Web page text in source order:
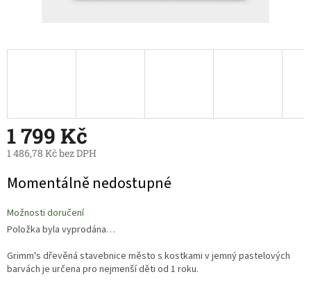
1 799 Kč
1 486,78 Kč bez DPH
cena:
Momentálně nedostupné
Možnosti doručení
Položka byla vyprodána…
Grimm's dřevěná stavebnice město s kostkami v jemný pastelových
barvách je určena pro nejmenší děti od 1 roku.